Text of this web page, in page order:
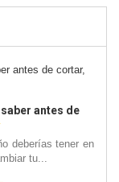
antes de
deberías tener en
tu...